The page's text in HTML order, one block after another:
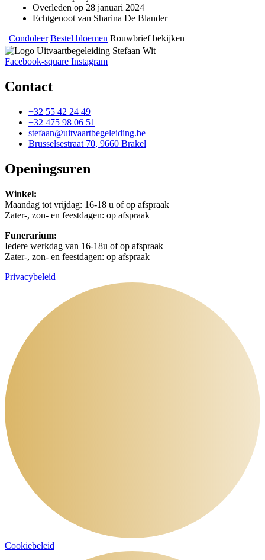
Overleden op 28 januari 2024
Echtgenoot van Sharina De Blander
Condoleer Bestel bloemen Rouwbrief bekijken
Facebook-square Instagram
Contact
+32 55 42 24 49
+32 475 98 06 51
stefaan@uitvaartbegeleiding.be
Brusselsestraat 70, 9660 Brakel
Openingsuren
Winkel:
Maandag tot vrijdag: 16-18 u of op afspraak
Zater-, zon- en feestdagen: op afspraak
Funerarium:
Iedere werkdag van 16-18u of op afspraak
Zater-, zon- en feestdagen: op afspraak
Privacybeleid
Cookiebeleid